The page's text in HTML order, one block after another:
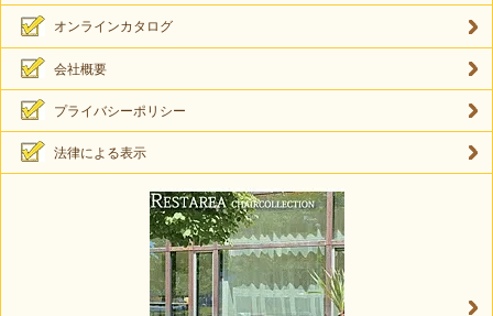
オンラインカタログ
会社概要
プライバシーポリシー
法律による表示